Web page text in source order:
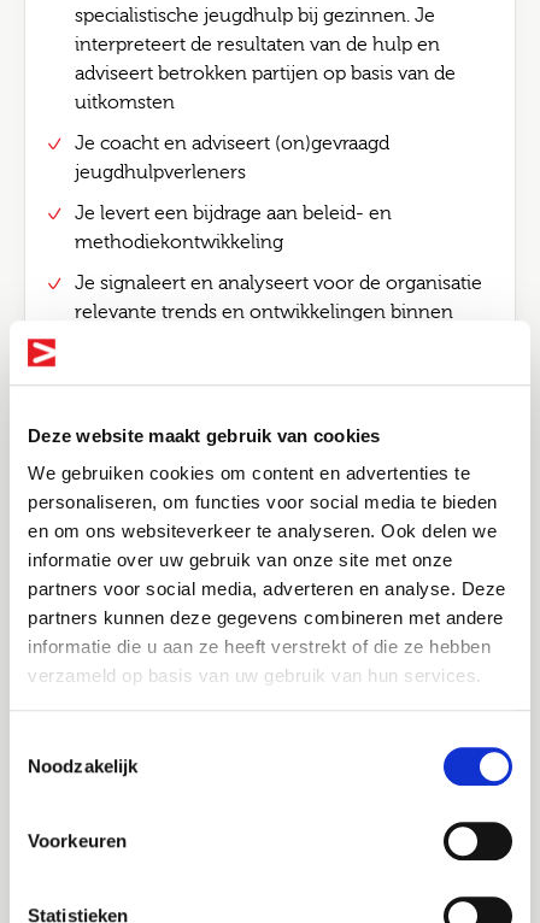
Deze website maakt gebruik van cookies
We gebruiken cookies om content en advertenties te
personaliseren, om functies voor social media te bieden
en om ons websiteverkeer te analyseren. Ook delen we
informatie over uw gebruik van onze site met onze
partners voor social media, adverteren en analyse. Deze
partners kunnen deze gegevens combineren met andere
informatie die u aan ze heeft verstrekt of die ze hebben
verzameld op basis van uw gebruik van hun services.
Noodzakelijk
Voorkeuren
Statistieken
specialistische jeugdhulp bij gezinnen. Je
interpreteert de resultaten van de hulp en
adviseert betrokken partijen op basis van de
uitkomsten
Je coacht en adviseert (on)gevraagd
jeugdhulpverleners
Je levert een bijdrage aan beleid- en
methodiekontwikkeling
Je signaleert en analyseert voor de organisatie
relevante trends en ontwikkelingen binnen
Functie eisen
Must-haves
Heb jij het volgende in huis?
Een afgeronde wo opleiding psychologie of
orthopedagogiek
Een geldige SKJ-registratie * Je hebt minimaal 2
jaar ervaring als gedragswetenschapper of
psycholoog
Niemand is perfect, maar mooi meegenomen:
Altijd als 1e op de hoogte van de
nieuwste vacatures als je een job
alert aanmaakt!
Postcode
Bel me terug